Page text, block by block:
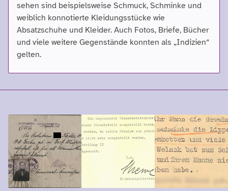
sehen sind beispielsweise Schmuck, Schminke und
weiblich konnotierte Kleidungsstücke wie
Absatzschuhe und Kleider. Auch Fotos, Briefe, Bücher
und viele weitere Gegenstände konnten als „Indizien“
gelten.